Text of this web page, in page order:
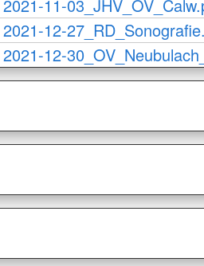
2021-11-
2021-12-
2021-12-